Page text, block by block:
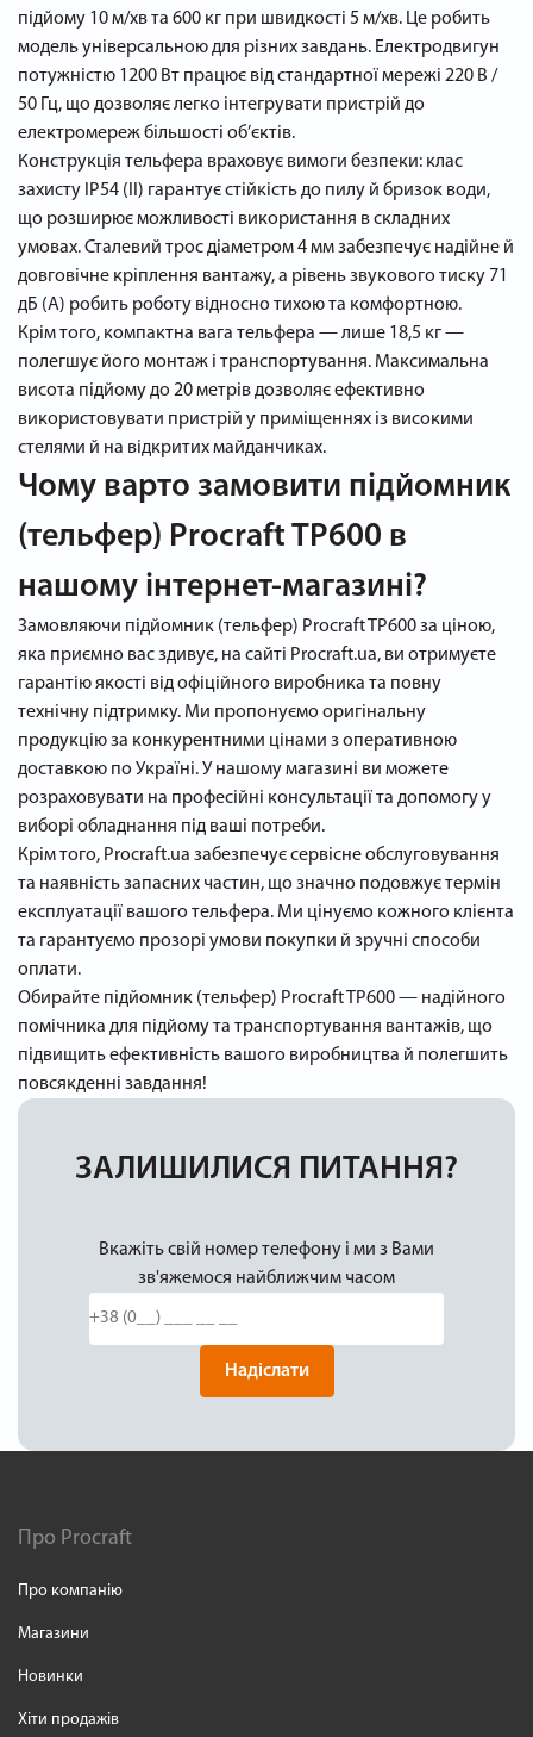
підйому 10 м/хв та 600 кг при швидкості 5 м/хв. Це робить
модель універсальною для різних завдань. Електродвигун
потужністю 1200 Вт працює від стандартної мережі 220 В /
50 Гц, що дозволяє легко інтегрувати пристрій до
електромереж більшості об’єктів.
Конструкція тельфера враховує вимоги безпеки: клас
захисту IP54 (II) гарантує стійкість до пилу й бризок води,
що розширює можливості використання в складних
умовах. Сталевий трос діаметром 4 мм забезпечує надійне й
довговічне кріплення вантажу, а рівень звукового тиску 71
дБ (А) робить роботу відносно тихою та комфортною.
Крім того, компактна вага тельфера — лише 18,5 кг —
полегшує його монтаж і транспортування. Максимальна
висота підйому до 20 метрів дозволяє ефективно
використовувати пристрій у приміщеннях із високими
стелями й на відкритих майданчиках.
Чому варто замовити підйомник
(тельфер) Procraft TP600 в
нашому інтернет-магазині?
Замовляючи підйомник (тельфер) Procraft TP600 за ціною,
яка приємно вас здивує, на сайті Procraft.ua, ви отримуєте
гарантію якості від офіційного виробника та повну
технічну підтримку. Ми пропонуємо оригінальну
продукцію за конкурентними цінами з оперативною
доставкою по Україні. У нашому магазині ви можете
розраховувати на професійні консультації та допомогу у
виборі обладнання під ваші потреби.
Крім того, Procraft.ua забезпечує сервісне обслуговування
та наявність запасних частин, що значно подовжує термін
експлуатації вашого тельфера. Ми цінуємо кожного клієнта
та гарантуємо прозорі умови покупки й зручні способи
оплати.
Обирайте підйомник (тельфер) Procraft TP600 — надійного
помічника для підйому та транспортування вантажів, що
підвищить ефективність вашого виробництва й полегшить
повсякденні завдання!
ЗАЛИШИЛИСЯ ПИТАННЯ?
Вкажіть свій номер телефону і ми з Вами
зв'яжемося найближчим часом
Надіслати
Про Procraft
Про компанію
Магазини
Новинки
Хіти продажів